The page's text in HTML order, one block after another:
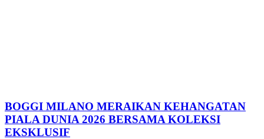
BOGGI MILANO MERAIKAN KEHANGATAN
PIALA DUNIA 2026 BERSAMA KOLEKSI
EKSKLUSIF